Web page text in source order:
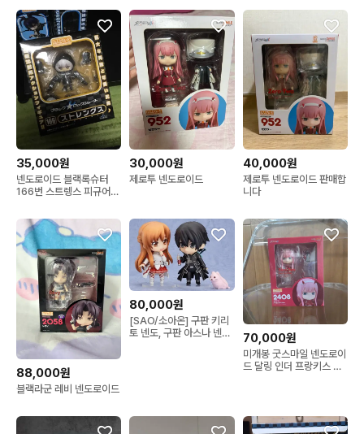
35,000원
넨도로이드 블랙록슈터
166번 스트렝스 피규어
30,000원
제로투 넨도로이드
40,000원
제로투 넨도로이드 판매합
니다
88,000원
블랙라군 레비 넨도로이드
80,000원
[SAO/소아온] 구판 키리
토 넨도, 구판 아스나 넨도
70,000원
미개봉 굿스마일 넨도로이
드 달링 인더 프랑키스 제